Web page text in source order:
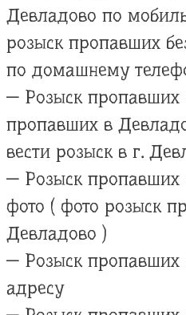
Девладово по
розыск пропавших
по домашнему
— Розыск пропавших
пропавших в
вести розыск в г.
— Розыск пропавших
фото ( фото розыск
Девладово )
— Розыск пропавших
адресу